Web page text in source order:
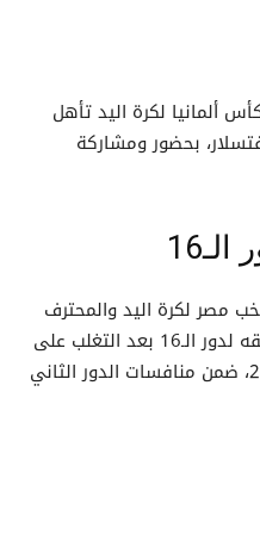
ألمانيا لكرة اليد تأهل
بحضور ومشاركة
مصر لكرة اليد والمحترف
في صفوف لايبزيج في تأهل فريقه لدور الـ16 بعد التغلب على
فريش أوف جوبينجن بنتيجة 28-26، ضمن منافسات الدور الثاني